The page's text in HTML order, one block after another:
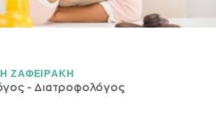
ΖΑΦΕΙΡAΚΗ
- Διατροφολόγος